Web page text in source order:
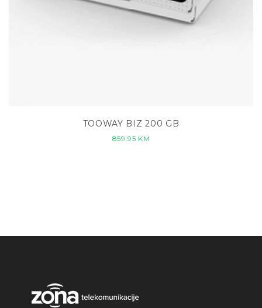
TOOWAY BIZ 200 GB
859.95 KM